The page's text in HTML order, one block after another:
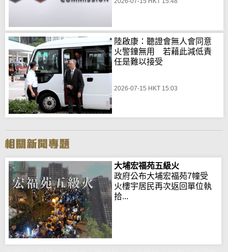
陸啟康：聽證會無人會同意
火警鐘無用 若藉此減低責
任是難以接受
2026-07-15 HKT 15:03
大埔宏福苑五級火
政府公布大埔宏福苑7幢受
火樓宇居民再次返回單位執
拾...